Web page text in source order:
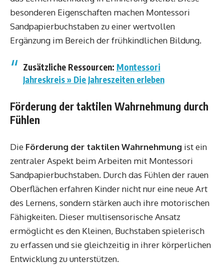
besonderen Eigenschaften machen Montessori
Sandpapierbuchstaben zu einer wertvollen
Ergänzung im Bereich der frühkindlichen Bildung.
Zusätzliche Ressourcen: Montessori
Jahreskreis » Die Jahreszeiten erleben
Förderung der taktilen Wahrnehmung durch
Fühlen
Die Förderung der taktilen Wahrnehmung ist ein
zentraler Aspekt beim Arbeiten mit Montessori
Sandpapierbuchstaben. Durch das Fühlen der rauen
Oberflächen erfahren Kinder nicht nur eine neue Art
des Lernens, sondern stärken auch ihre motorischen
Fähigkeiten. Dieser multisensorische Ansatz
ermöglicht es den Kleinen, Buchstaben spielerisch
zu erfassen und sie gleichzeitig in ihrer körperlichen
Entwicklung zu unterstützen.